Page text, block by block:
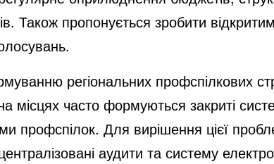
Також пропонується зробити
регіональних профспілкових
часто формуються закриті
профспілок. Для вирішення цієї
аудити та систему